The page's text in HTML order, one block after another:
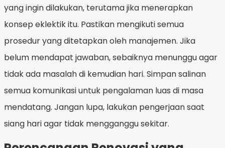
yang ingin dilakukan, terutama jika menerapkan
konsep eklektik itu. Pastikan mengikuti semua
prosedur yang ditetapkan oleh manajemen. Jika
belum mendapat jawaban, sebaiknya menunggu agar
tidak ada masalah di kemudian hari. Simpan salinan
semua komunikasi untuk pengalaman luas di masa
mendatang. Jangan lupa, lakukan pengerjaan saat
siang hari agar tidak mengganggu sekitar.